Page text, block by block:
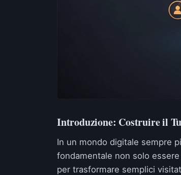
Introduzione: Costruire il
In un mondo digitale sempre
fondamentale non solo
per trasformare semplici